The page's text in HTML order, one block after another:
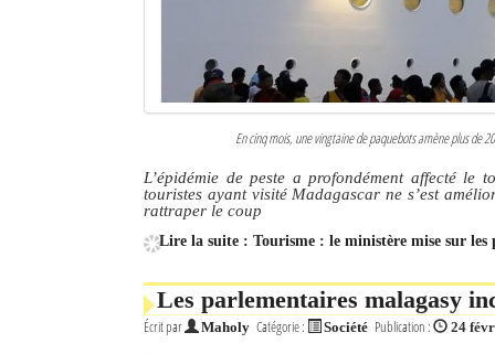
En cinq mois, une vingtaine de paquebots amène plus de
L’épidémie de peste a profondément affecté
touristes ayant visité Madagascar ne s’est
rattraper le coup
Lire la suite : Tourisme : le ministère mise sur les
Les parlementaires malagasy
Écrit par Maholy Catégorie : Société Publication : 24